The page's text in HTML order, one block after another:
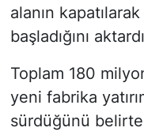
alanın
başladığını
Toplam 180
yeni fabrika
sürdüğünü